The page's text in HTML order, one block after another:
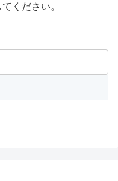
ください。